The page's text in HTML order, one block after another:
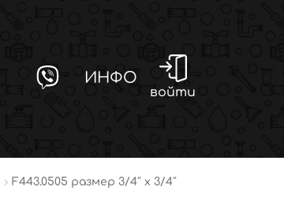
ИНФО
войти
F443.0505 размер 3/4″ x 3/4″